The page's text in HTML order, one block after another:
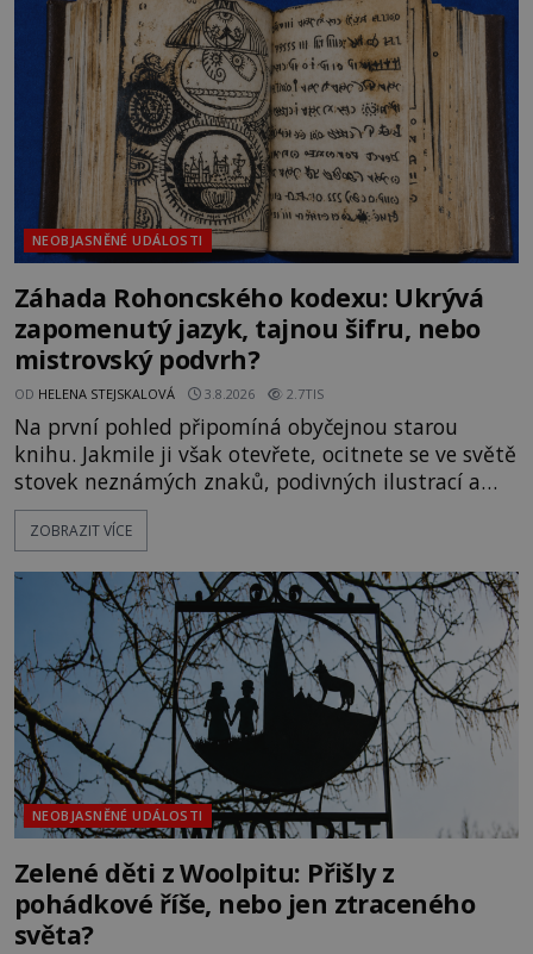
na legendě něco pravdy, nebo jde jen o fascinující
souhru okolností? Když antropolog Michail
Gerasimov (1907-1970) a
NEOBJASNĚNÉ UDÁLOSTI
Záhada Rohoncského kodexu: Ukrývá
zapomenutý jazyk, tajnou šifru, nebo
mistrovský podvrh?
OD HELENA STEJSKALOVÁ 3.8.2026 2.7TIS
Na první pohled připomíná obyčejnou starou
knihu. Jakmile ji však otevřete, ocitnete se ve světě
stovek neznámých znaků, podivných ilustrací a
textu, který už téměř dvě století vzdoruje všem
pokusům o rozluštění. Rohoncský kodex patří mezi
jistotou neví, kdo jej napsal, kdy vznikl ani co
vlastně vypráví. Rohoncský kodex se poprvé
objevuje v roce
ZOBRAZIT VÍCE
NEOBJASNĚNÉ UDÁLOSTI
Zelené děti z Woolpitu: Přišly z
pohádkové říše, nebo jen ztraceného
světa?